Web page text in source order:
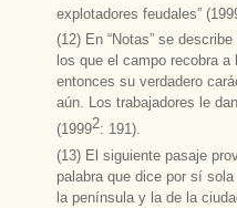
explotadores feudales”
(12) En “Notas” se
los que el campo recobra
entonces su verdadero
aún. Los trabajadores le
(19992: 191).
(13) El siguiente pasaje
palabra que dice por sí
la península y la de la